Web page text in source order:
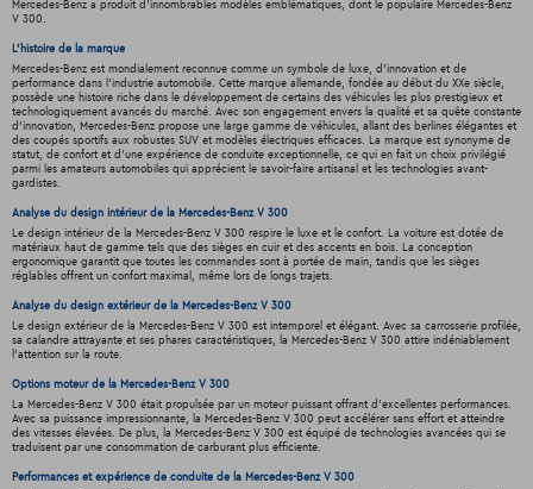
Mercedes-Benz a produit d'innombrables modèles emblématiques, dont le populaire Mercedes-Benz
V 300.
L'histoire de la marque
Mercedes-Benz est mondialement reconnue comme un symbole de luxe, d'innovation et de
performance dans l'industrie automobile. Cette marque allemande, fondée au début du XXe siècle,
possède une histoire riche dans le développement de certains des véhicules les plus prestigieux et
technologiquement avancés du marché. Avec son engagement envers la qualité et sa quête constante
d'innovation, Mercedes-Benz propose une large gamme de véhicules, allant des berlines élégantes et
des coupés sportifs aux robustes SUV et modèles électriques efficaces. La marque est synonyme de
statut, de confort et d'une expérience de conduite exceptionnelle, ce qui en fait un choix privilégié
parmi les amateurs automobiles qui apprécient le savoir-faire artisanal et les technologies avant-
gardistes.
Analyse du design intérieur de la Mercedes-Benz V 300
Le design intérieur de la Mercedes-Benz V 300 respire le luxe et le confort. La voiture est dotée de
matériaux haut de gamme tels que des sièges en cuir et des accents en bois. La conception
ergonomique garantit que toutes les commandes sont à portée de main, tandis que les sièges
réglables offrent un confort maximal, même lors de longs trajets.
Analyse du design extérieur de la Mercedes-Benz V 300
Le design extérieur de la Mercedes-Benz V 300 est intemporel et élégant. Avec sa carrosserie profilée,
sa calandre attrayante et ses phares caractéristiques, la Mercedes-Benz V 300 attire indéniablement
l'attention sur la route.
Options moteur de la Mercedes-Benz V 300
La Mercedes-Benz V 300 était propulsée par un moteur puissant offrant d'excellentes performances.
Avec sa puissance impressionnante, la Mercedes-Benz V 300 peut accélérer sans effort et atteindre
des vitesses élevées. De plus, la Mercedes-Benz V 300 est équipé de technologies avancées qui se
traduisent par une consommation de carburant plus efficiente.
Performances et expérience de conduite de la Mercedes-Benz V 300